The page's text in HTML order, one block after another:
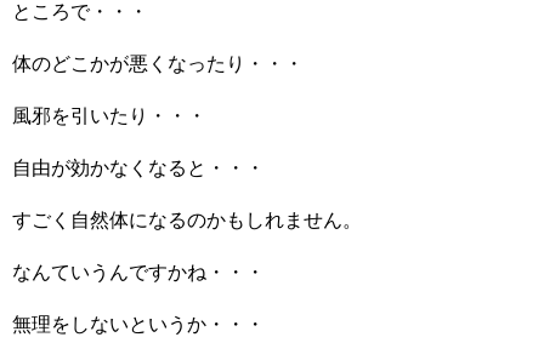
ところで・・・
体のどこかが悪くなったり・・・
風邪を引いたり・・・
自由が効かなくなると・・・
すごく自然体になるのかもしれません。
なんていうんですかね・・・
無理をしないというか・・・